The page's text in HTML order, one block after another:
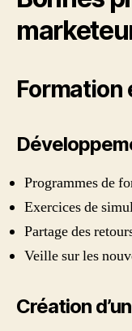
Formation
Programmes de
Exercices de
Partage des
Veille sur les
Création